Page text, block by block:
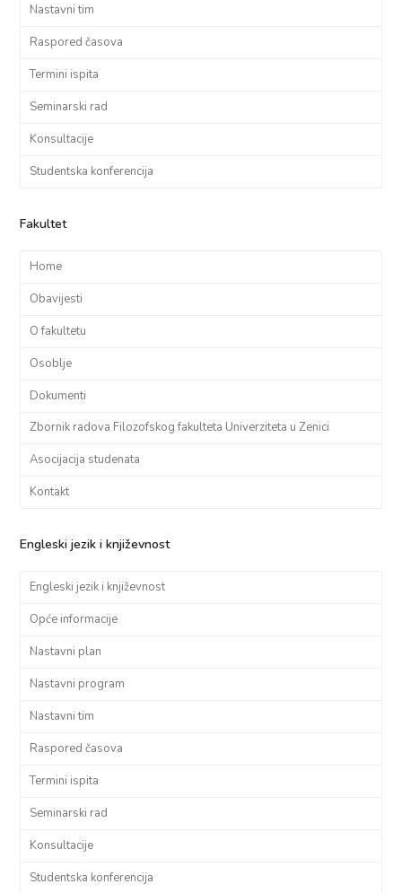
Nastavni tim
Raspored časova
Termini ispita
Seminarski rad
Konsultacije
Studentska konferencija
Fakultet
Home
Obavijesti
O fakultetu
Osoblje
Dokumenti
Zbornik radova Filozofskog fakulteta Univerziteta u Zenici
Asocijacija studenata
Kontakt
Engleski jezik i književnost
Engleski jezik i književnost
Opće informacije
Nastavni plan
Nastavni program
Nastavni tim
Raspored časova
Termini ispita
Seminarski rad
Konsultacije
Studentska konferencija